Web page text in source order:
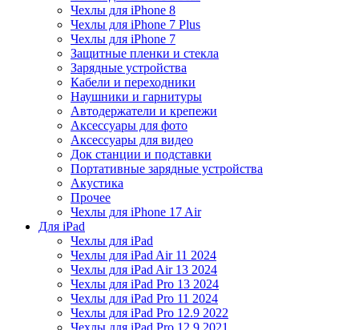
Чехлы для iPhone 8
Чехлы для iPhone 7 Plus
Чехлы для iPhone 7
Защитные пленки и стекла
Зарядные устройства
Кабели и переходники
Наушники и гарнитуры
Автодержатели и крепежи
Аксессуары для фото
Аксессуары для видео
Док станции и подставки
Портативные зарядные устройства
Акустика
Прочее
Чехлы для iPhone 17 Air
Для iPad
Чехлы для iPad
Чехлы для iPad Air 11 2024
Чехлы для iPad Air 13 2024
Чехлы для iPad Pro 13 2024
Чехлы для iPad Pro 11 2024
Чехлы для iPad Pro 12.9 2022
Чехлы для iPad Pro 12.9 2021